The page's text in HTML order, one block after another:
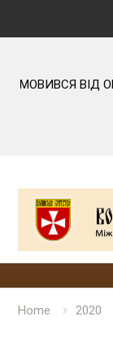
БІЛОГО
content
Home 2020